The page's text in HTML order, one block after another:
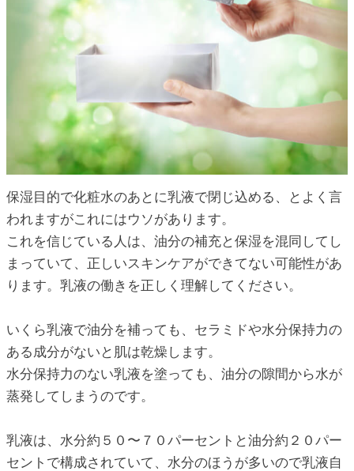
保湿目的で化粧水のあとに乳液で閉じ込める、とよく言
われますがこれにはウソがあります。
これを信じている人は、油分の補充と保湿を混同してし
まっていて、正しいスキンケアができてない可能性があ
ります。乳液の働きを正しく理解してください。
いくら乳液で油分を補っても、セラミドや水分保持力の
ある成分がないと肌は乾燥します。
水分保持力のない乳液を塗っても、油分の隙間から水が
蒸発してしまうのです。
乳液は、水分約５０〜７０パーセントと油分約２０パー
セントで構成されていて、水分のほうが多いので乳液自
antiaging/wp-
antiaging/wp-
antiaging/wp-
antiaging/wp-
antiaging/wp-
antiaging/wp-